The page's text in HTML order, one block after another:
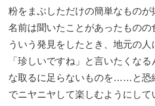
粉をまぶしただけの簡単なもの
名前は聞いたことがあったものの
ういう発見をしたとき、地元の人
「珍しいですね」と言いたくな
な取るに足らないものを……と恐
でニヤニヤして楽しむようにして